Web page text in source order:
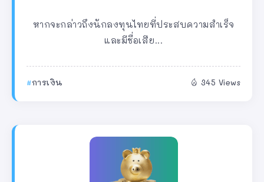
หากจะกล่าวถึงนักลงทุนไทยที่ประสบความสำเร็จ
และมีชื่อเสีย...
การเงิน 345 Views